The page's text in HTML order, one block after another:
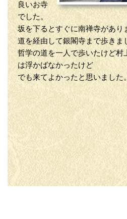
良いお寺
でした。
坂を下るとすぐに南禅寺があ
道を経由して銀閣寺まで歩きま
哲学の道を一人で歩いたけど村
は浮かばなかったけど
でも来てよかったと思いました。